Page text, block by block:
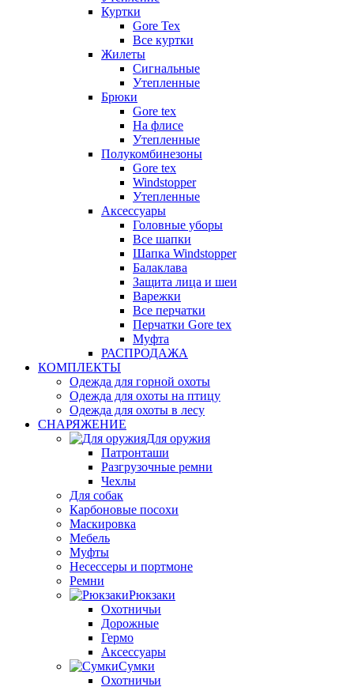
Куртки
Gore Tex
Все куртки
Жилеты
Сигнальные
Утепленные
Брюки
Gore tex
На флисе
Утепленные
Полукомбинезоны
Gore tex
Windstopper
Утепленные
Аксессуары
Головные уборы
Все шапки
Шапка Windstopper
Балаклава
Защита лица и шеи
Варежки
Все перчатки
Перчатки Gore tex
Муфта
РАСПРОДАЖА
КОМПЛЕКТЫ
Одежда для горной охоты
Одежда для охоты на птицу
Одежда для охоты в лесу
СНАРЯЖЕНИЕ
Для оружия
Патронташи
Разгрузочные ремни
Чехлы
Для собак
Карбоновые посохи
Маскировка
Мебель
Муфты
Несессеры и портмоне
Ремни
Рюкзаки
Охотничьи
Дорожные
Гермо
Аксессуары
Сумки
Охотничьи